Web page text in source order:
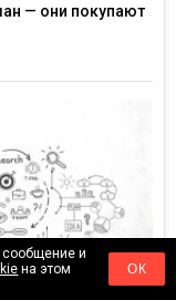
— они покупают
сообщение и
на этом
ОК